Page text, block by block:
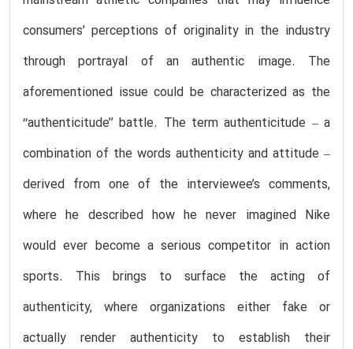
consumers’ perceptions of originality in the industry
through portrayal of an authentic image. The
aforementioned issue could be characterized as the
‘‘authenticitude’’ battle. The term authenticitude – a
combination of the words authenticity and attitude –
derived from one of the interviewee’s comments,
where he described how he never imagined Nike
would ever become a serious competitor in action
sports. This brings to surface the acting of
authenticity, where organizations either fake or
actually render authenticity to establish their